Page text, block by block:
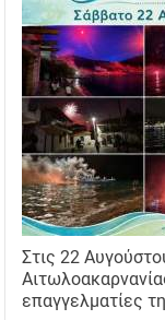
Στις 22
επαγγελματίες